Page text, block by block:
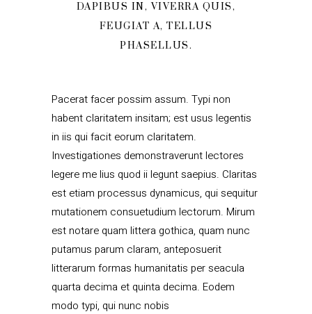
DAPIBUS IN, VIVERRA QUIS,
FEUGIAT A, TELLUS
PHASELLUS.
Pacerat facer possim assum. Typi non
habent claritatem insitam; est usus legentis
in iis qui facit eorum claritatem.
Investigationes demonstraverunt lectores
legere me lius quod ii legunt saepius. Claritas
est etiam processus dynamicus, qui sequitur
mutationem consuetudium lectorum. Mirum
est notare quam littera gothica, quam nunc
putamus parum claram, anteposuerit
litterarum formas humanitatis per seacula
quarta decima et quinta decima. Eodem
modo typi, qui nunc nobis